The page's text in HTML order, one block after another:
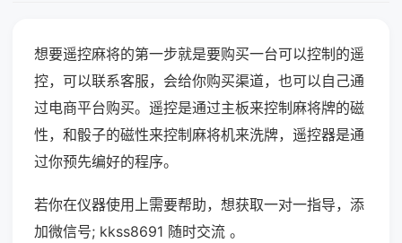
想要遥控麻将的第一步就是要购买一台可以控制的遥
控，可以联系客服，会给你购买渠道，也可以自己通
过电商平台购买。遥控是通过主板来控制麻将牌的磁
性，和骰子的磁性来控制麻将机来洗牌，遥控器是通
过你预先编好的程序。
若你在仪器使用上需要帮助，想获取一对一指导，添
加微信号; kkss8691 随时交流 。